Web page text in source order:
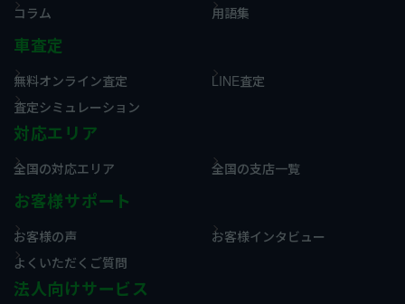
コラム 用語集
車査定
無料オンライン査定
LINE査定
査定シミュレーション
対応エリア
全国の対応エリア 全国の支店一覧
お客様サポート
お客様の声
お客様インタビュー
よくいただくご質問
法人向けサービス